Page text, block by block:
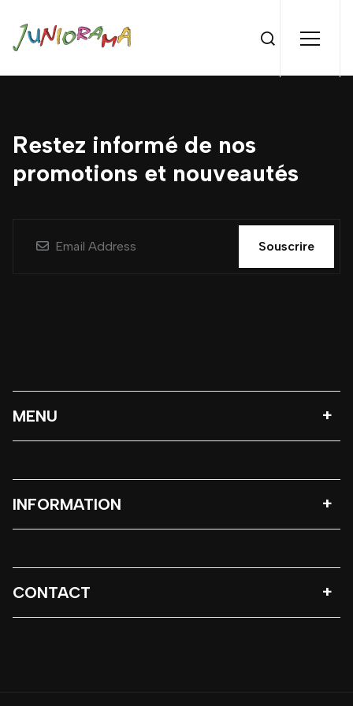
Restez informé de nos
promotions et nouveautés
Souscrire
MENU
INFORMATION
CONTACT